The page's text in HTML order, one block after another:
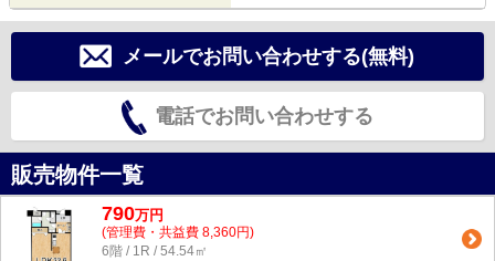
メールでお問い合わせする(無料)
電話でお問い合わせする
販売物件一覧
790万円
(管理費・共益費 8,360円)
6階 / 1R / 54.54㎡